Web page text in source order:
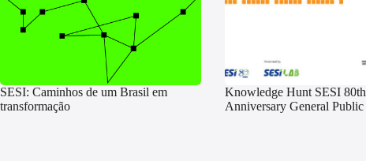
SESI: Caminhos de um Brasil em
transformação
Knowledge Hunt SESI 80th
Anniversary General Public